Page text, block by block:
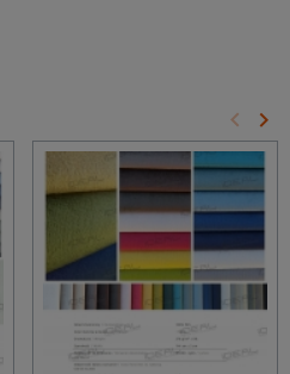
keyboard_arrow_left keyboard_arrow_right